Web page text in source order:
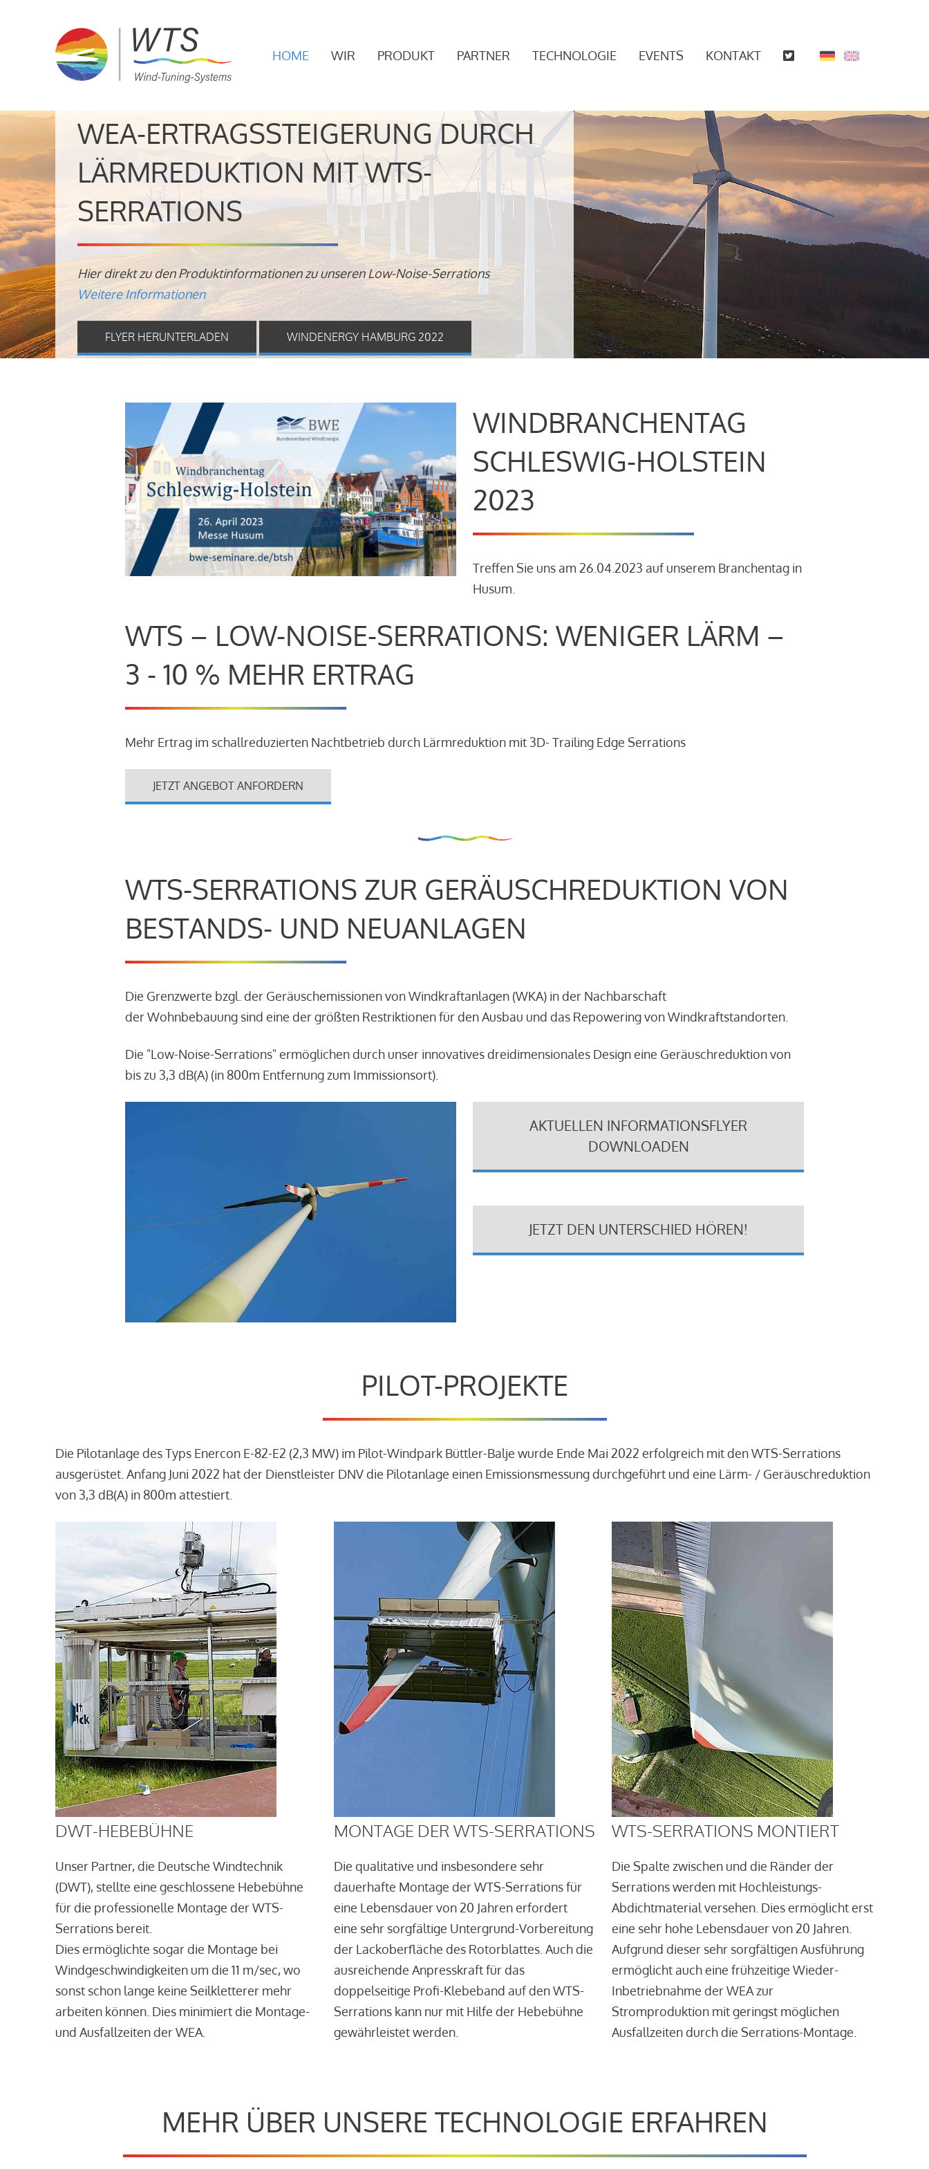
HOME WIR PRODUKT PARTNER TECHNOLOGIE EVENTS KONTAKT
WEA-ERTRAGSSTEIGERUNG DURCH
LÄRMREDUKTION MIT WTS-
SERRATIONS
Hier direkt zu den Produktinformationen zu unseren Low-Noise-Serrations
Weitere Informationen
FLYER HERUNTERLADEN WINDENERGY HAMBURG 2022
WINDBRANCHENTAG
SCHLESWIG-HOLSTEIN
2023
Treffen Sie uns am 26.04.2023 auf unserem Branchentag in
Husum.
WTS – LOW-NOISE-SERRATIONS: WENIGER LÄRM –
3 - 10 % MEHR ERTRAG
Mehr Ertrag im schallreduzierten Nachtbetrieb durch Lärmreduktion mit 3D- Trailing Edge Serrations
JETZT ANGEBOT ANFORDERN
WTS-SERRATIONS ZUR GERÄUSCHREDUKTION VON
BESTANDS- UND NEUANLAGEN
Die Grenzwerte bzgl. der Geräuschemissionen von Windkraftanlagen (WKA) in der Nachbarschaft
der Wohnbebauung sind eine der größten Restriktionen für den Ausbau und das Repowering von Windkraftstandorten.
Die "Low-Noise-Serrations" ermöglichen durch unser innovatives dreidimensionales Design eine Geräuschreduktion von
bis zu 3,3 dB(A) (in 800m Entfernung zum Immissionsort).
AKTUELLEN INFORMATIONSFLYER
DOWNLOADEN
JETZT DEN UNTERSCHIED HÖREN!
PILOT-PROJEKTE
Die Pilotanlage des Typs Enercon E-82-E2 (2,3 MW) im Pilot-Windpark Büttler-Balje wurde Ende Mai 2022 erfolgreich mit den WTS-Serrations
ausgerüstet. Anfang Juni 2022 hat der Dienstleister DNV die Pilotanlage einen Emissionsmessung durchgeführt und eine Lärm- / Geräuschreduktion
von 3,3 dB(A) in 800m attestiert.
DWT-HEBEBÜHNE
Unser Partner, die Deutsche Windtechnik
(DWT), stellte eine geschlossene Hebebühne
für die professionelle Montage der WTS-
Serrations bereit.
Dies ermöglichte sogar die Montage bei
Windgeschwindigkeiten um die 11 m/sec, wo
sonst schon lange keine Seilkletterer mehr
arbeiten können. Dies minimiert die Montage-
und Ausfallzeiten der WEA.
MONTAGE DER WTS-SERRATIONS
Die qualitative und insbesondere sehr
dauerhafte Montage der WTS-Serrations für
eine Lebensdauer von 20 Jahren erfordert
eine sehr sorgfältige Untergrund-Vorbereitung
der Lackoberfläche des Rotorblattes. Auch die
ausreichende Anpresskraft für das
doppelseitige Profi-Klebeband auf den WTS-
Serrations kann nur mit Hilfe der Hebebühne
gewährleistet werden.
WTS-SERRATIONS MONTIERT
Die Spalte zwischen und die Ränder der
Serrations werden mit Hochleistungs-
Abdichtmaterial versehen. Dies ermöglicht erst
eine sehr hohe Lebensdauer von 20 Jahren.
Aufgrund dieser sehr sorgfältigen Ausführung
ermöglicht auch eine frühzeitige Wieder-
Inbetriebnahme der WEA zur
Stromproduktion mit geringst möglichen
Ausfallzeiten durch die Serrations-Montage.
MEHR ÜBER UNSERE TECHNOLOGIE ERFAHREN